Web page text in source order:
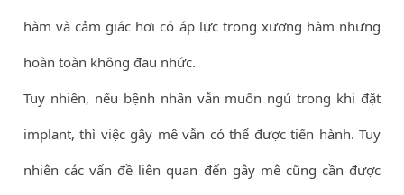
hàm và cảm giác hơi có áp lực trong xương hàm nhưng
hoàn toàn không đau nhức.
Tuy nhiên, nếu bệnh nhân vẫn muốn ngủ trong khi đặt
implant, thì việc gây mê vẫn có thể được tiến hành. Tuy
nhiên các vấn đề liên quan đến gây mê cũng cần được